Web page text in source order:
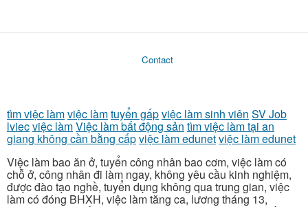
Contact
tìm việc làmviệc làmtuyển gấpviệc làm sinh viên SV Job
lviecviệc làmViệc làm bất động sản tìm việc làm tại an
giang không cần bằng cấpviệc làm edunetviệc làm edunet
Việc làm bao ăn ở, tuyển công nhân bao cơm, việc làm có
chỗ ở, công nhân đi làm ngay, không yêu cầu kinh nghiệm,
được đào tạo nghề, tuyển dụng không qua trung gian, việc
làm có đóng BHXH, việc làm tăng ca, lương tháng 13,